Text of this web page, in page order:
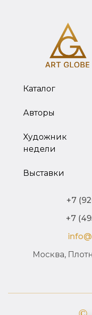
Каталог
Авторы
Художник
недели
Выставки
+7
+7
Москва,